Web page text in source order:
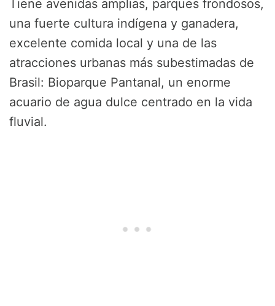
Tiene avenidas amplias, parques frondosos,
una fuerte cultura indígena y ganadera,
excelente comida local y una de las
atracciones urbanas más subestimadas de
Brasil: Bioparque Pantanal, un enorme
acuario de agua dulce centrado en la vida
fluvial.